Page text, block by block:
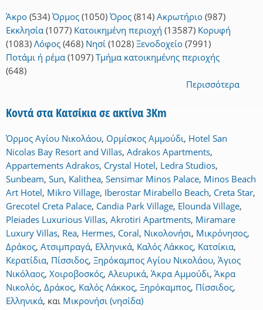
Άκρο (534) Όρμος (1050) Όρος (814) Ακρωτήριο (987)
Εκκλησία (1077) Κατοικημένη περιοχή (13587) Κορυφή
(1083) Λόφος (468) Νησί (1028) Ξενοδοχείο (7991)
Ποτάμι ή ρέμα (1097) Τμήμα κατοικημένης περιοχής
(648)
Περισσότερα
Κοντά στα Κατσίκια σε ακτίνα 3Km
Όρμος Αγίου Νικολάου, Ορμίσκος Αμμούδι, Hotel San
Nicolas Bay Resort and Villas, Adrakos Apartments,
Appartements Adrakos, Crystal Hotel, Ledra Studios,
Sunbeam, Sun, Kalithea, Sensimar Minos Palace, Minos Beach
Art Hotel, Mikro Village, Iberostar Mirabello Beach, Creta Star,
Grecotel Creta Palace, Candia Park Village, Elounda Village,
Pleiades Luxurious Villas, Akrotiri Apartments, Miramare
Luxury Villas, Rea, Hermes, Coral, Νικολονήσι, Μικρόνησος,
Δράκος, Ατσιμπραγά, Ελληνικά, Καλός Λάκκος, Κατσίκια,
Κερατίδια, Πίσσιδος, Ξηρόκαμπος Αγίου Νικολάου, Άγιος
Νικόλαος, Χοιροβοσκός, Αλευρικά, Άκρα Αμμούδι, Άκρα
Νικολός, Δράκος, Καλός Λάκκος, Ξηρόκαμπος, Πίσσιδος,
Ελληνικά, και Μικρονήσι (νησίδα)